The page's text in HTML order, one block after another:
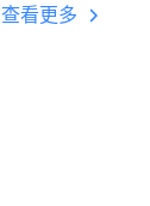
查看更多